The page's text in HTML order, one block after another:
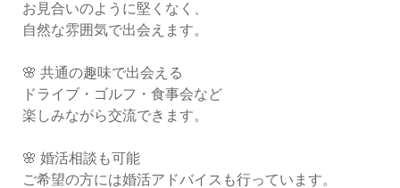
お見合いのように堅くなく、
自然な雰囲気で出会えます。
🌸 共通の趣味で出会える
ドライブ・ゴルフ・食事会など
楽しみながら交流できます。
🌸 婚活相談も可能
ご希望の方には婚活アドバイスも行っています。